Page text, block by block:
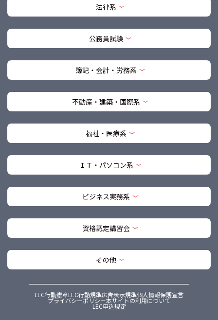
法律系
公務員試験
簿記・会計・労務系
不動産・建築・国際系
福祉・医療系
ＩＴ・パソコン系
ビジネス実務系
資格認定講習会
その他
LEC行動憲章LEC行動規準広告表示規準個人情報保護宣言
プライバシーポリシー本サイトの利用について
LEC申込規定